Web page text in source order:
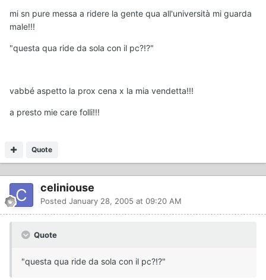
mi sn pure messa a ridere la gente qua all'università mi guarda
male!!!
"questa qua ride da sola con il pc?!?"
vabbé aspetto la prox cena x la mia vendetta!!!
a presto mie care folli!!!
Quote
celiniouse
Posted January 28, 2005 at 09:20 AM
Quote
"questa qua ride da sola con il pc?!?"